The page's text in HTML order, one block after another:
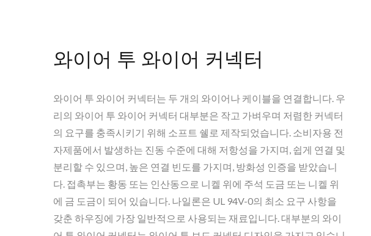
와이어 투 와이어 커넥터
와이어 투 와이어 커넥터는 두 개의 와이어나 케이블을 연결합니다. 우
리의 와이어 투 와이어 커넥터 대부분은 작고 가벼우며 저렴한 커넥터
의 요구를 충족시키기 위해 소프트 쉘로 제작되었습니다. 소비자용 전
자제품에서 발생하는 진동 수준에 대해 저항성을 가지며, 쉽게 연결 및
분리할 수 있으며, 높은 연결 빈도를 가지며, 방화성 인증을 받았습니
다. 접촉부는 황동 또는 인산동으로 니켈 위에 주석 도금 또는 니켈 위
에 금 도금이 되어 있습니다. 나일론은 UL 94V-0의 최소 요구 사항을
갖춘 하우징에 가장 일반적으로 사용되는 재료입니다. 대부분의 와이